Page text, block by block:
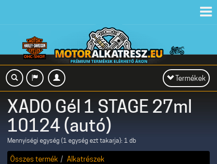
Toggle
navigation
Termékek
XADO Gél 1 STAGE 27ml
10124 (autó)
Mennyiségi egység (1 egység ezt takarja): 1 db
Összes termék
Alkatrészek